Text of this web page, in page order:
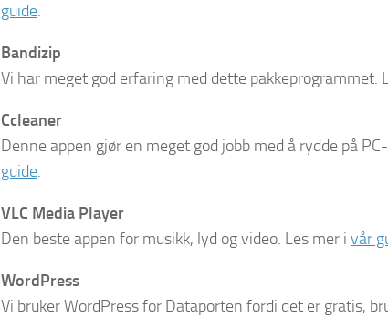
guide.
Bandizip
Vi har meget god erfaring med dette pakkeprogrammet.
Ccleaner
Denne appen gjør en meget god jobb med å rydde på
guide.
VLC Media Player
Den beste appen for musikk, lyd og video. Les mer i vår
WordPress
Vi bruker WordPress for Dataporten fordi det er gratis,